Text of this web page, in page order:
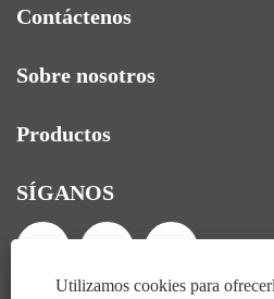
Contáctenos
Sobre nosotros
Productos
SÍGANOS
Utilizamos cookies para